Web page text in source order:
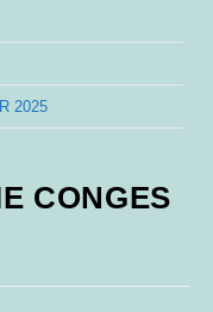
2025
CONGES